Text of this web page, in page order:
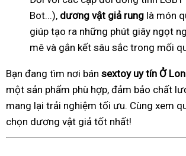
Bot...), dương vật giả rung là món
giúp tạo ra những phút giây ngọt
mê và gắn kết sâu sắc trong mối
Bạn đang tìm nơi bán sextoy uy tín Ở
một sản phẩm phù hợp, đảm bảo chất
mang lại trải nghiệm tối ưu. Cùng xem
chọn dương vật giả tốt nhất!